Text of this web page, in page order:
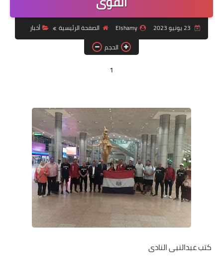
مقالات
العاب
وظائف خالية
Elshamy الصفحة الرئيسية
أخبار
الحجم
1
كتب عبدالنبى النادى